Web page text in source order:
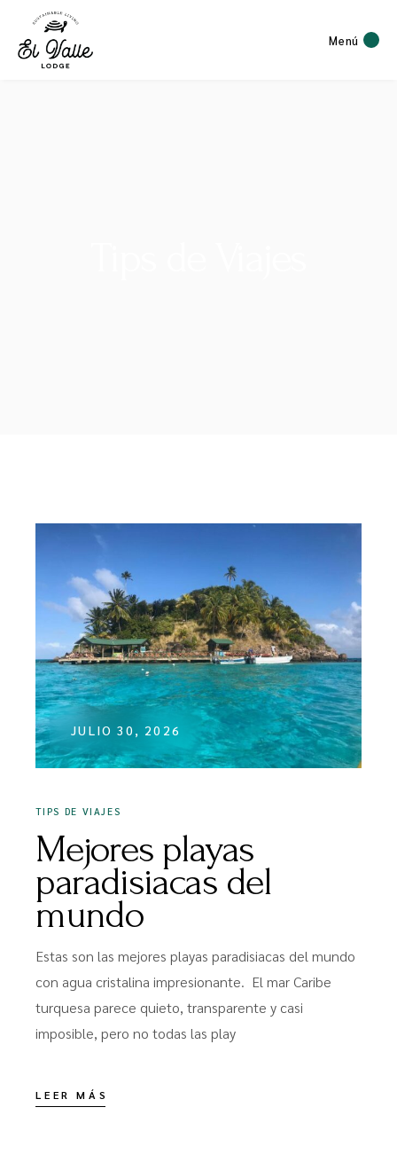
Menú
JULIO 30, 2026
TIPS DE VIAJES
Mejores playas
paradisiacas del
mundo
Estas son las mejores playas paradisiacas del mundo
con agua cristalina impresionante. El mar Caribe
turquesa parece quieto, transparente y casi
imposible, pero no todas las play
LEER MÁS